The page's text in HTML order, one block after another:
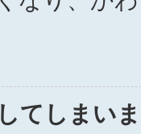
てしまい